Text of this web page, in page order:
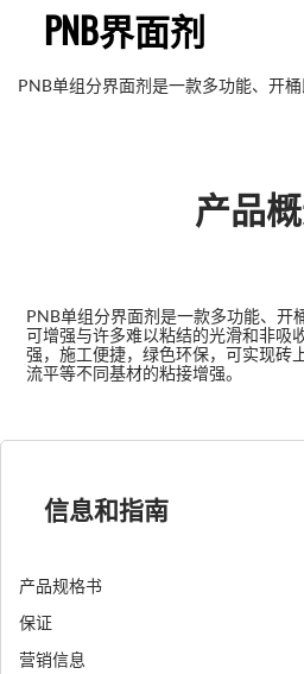
PNB界面剂
PNB单组分界面剂是一款多功能、开桶
产品
PNB单组分界面剂是一款多功能、开
可增强与许多难以粘结的光滑和非吸
强，施工便捷，绿色环保，可实现砖
流平等不同基材的粘接增强。
信息和指南
产品规格书
保证
营销信息